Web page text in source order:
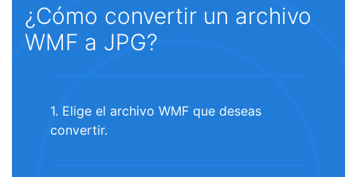
¿Cómo convertir un archivo
WMF a JPG?
1. Elige el archivo WMF que deseas
convertir.